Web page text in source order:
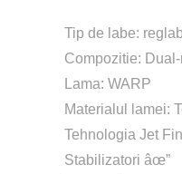
Tip de labe:
Compozitie: Dual-
Lama: WARP
Materialul lamei:
Tehnologia Jet
Stabilizatori âœ”